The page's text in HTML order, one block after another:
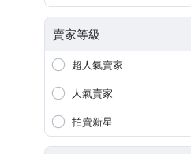
賣家等級
超人氣賣家
人氣賣家
拍賣新星